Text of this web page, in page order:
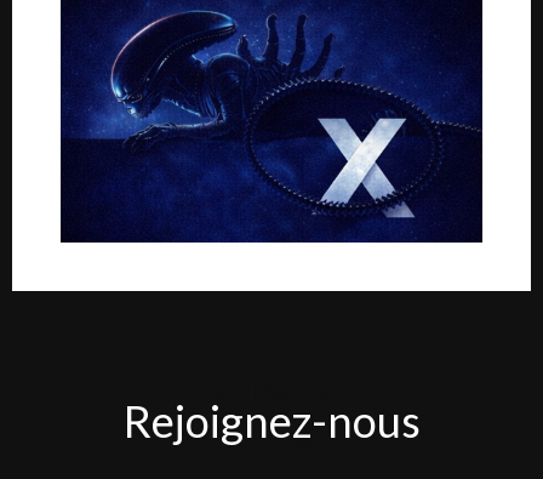
nous
Rejoignez-nous